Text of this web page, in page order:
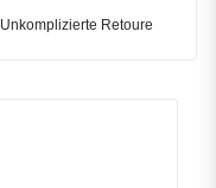
Unkomplizierte Retoure